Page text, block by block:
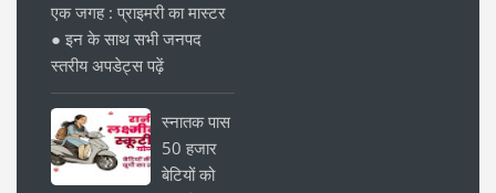
एक जगह : प्राइमरी का मास्टर
● इन के साथ सभी जनपद
स्तरीय अपडेट्स पढ़ें
स्नातक पास
50 हजार
बेटियों को